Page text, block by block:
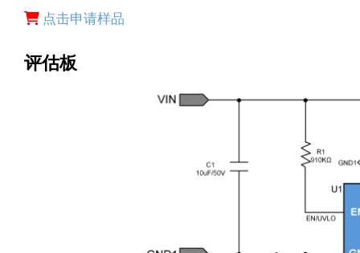
点击申请样品
评估板